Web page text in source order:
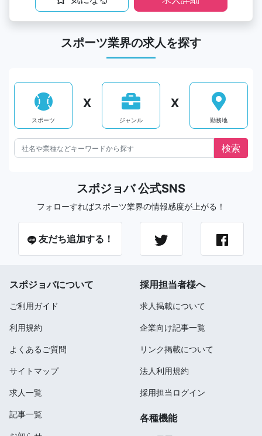
スポーツ業界の求人を探す
スポーツ
X
ジャンル
X
勤務地
スポジョバ 公式SNS
フォローすればスポーツ業界の情報感度が上がる！
友だち追加する！
スポジョバについて
ご利用ガイド
利用規約
よくあるご質問
サイトマップ
求人一覧
記事一覧
採用担当者様へ
求人掲載について
企業向け記事一覧
リンク掲載について
法人利用規約
採用担当ログイン
各種機能